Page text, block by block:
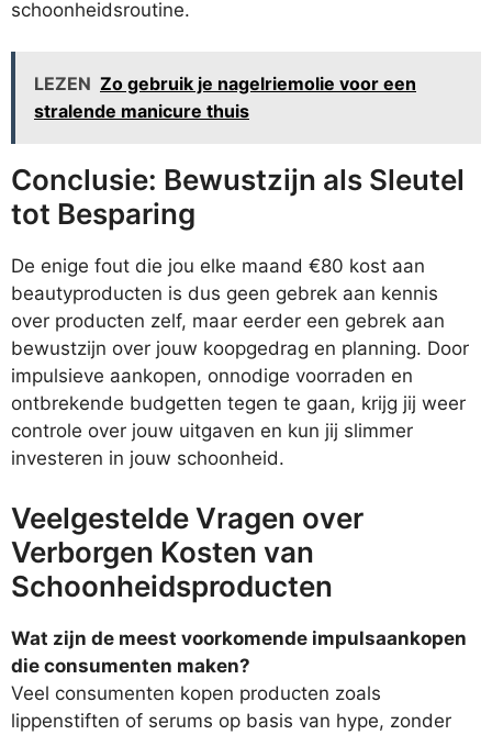
schoonheidsroutine.
LEZEN Zo gebruik je nagelriemolie voor een
stralende manicure thuis
Conclusie: Bewustzijn als Sleutel
tot Besparing
De enige fout die jou elke maand €80 kost aan
beautyproducten is dus geen gebrek aan kennis
over producten zelf, maar eerder een gebrek aan
bewustzijn over jouw koopgedrag en planning. Door
impulsieve aankopen, onnodige voorraden en
ontbrekende budgetten tegen te gaan, krijg jij weer
controle over jouw uitgaven en kun jij slimmer
investeren in jouw schoonheid.
Veelgestelde Vragen over
Verborgen Kosten van
Schoonheidsproducten
Wat zijn de meest voorkomende impulsaankopen
die consumenten maken?
Veel consumenten kopen producten zoals
lippenstiften of serums op basis van hype, zonder